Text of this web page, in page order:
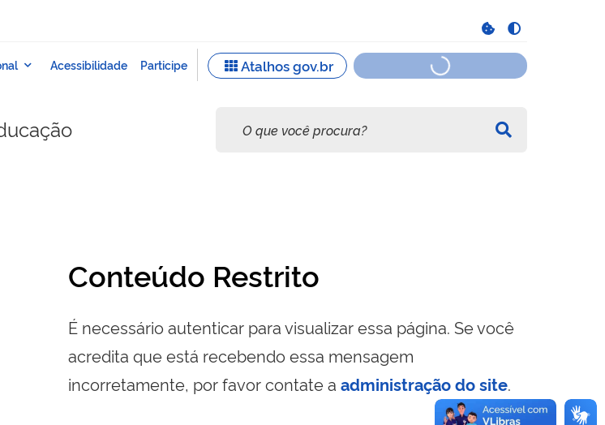
Conteúdo Restrito
É necessário autenticar para visualizar essa página. Se você
acredita que está recebendo essa mensagem
incorretamente, por favor contate a administração do site.